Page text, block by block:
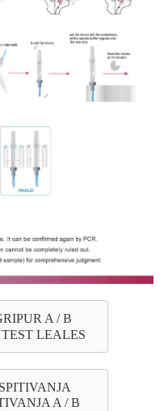
A / B
LEALES
A / B